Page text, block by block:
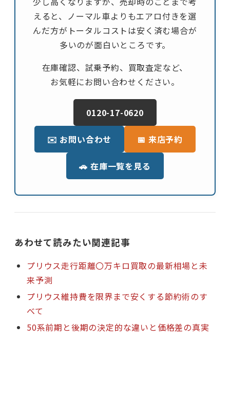
えると、ノーマル車よりもエアロ付きを選
んだ方がトータルコストは安く済む場合が
多いのが面白いところです。
在庫確認、試乗予約、買取査定など、
お気軽にお問い合わせください。
0120-17-0620
✉️ お問い合わせ 📅 来店予約
🚗 在庫一覧を見る
あわせて読みたい関連記事
プリウス走行距離〇万キロ買取の最新相場と未
来予測
プリウス維持費を限界まで安くする節約術のす
べて
50系前期と後期の決定的な違いと価格差の真実